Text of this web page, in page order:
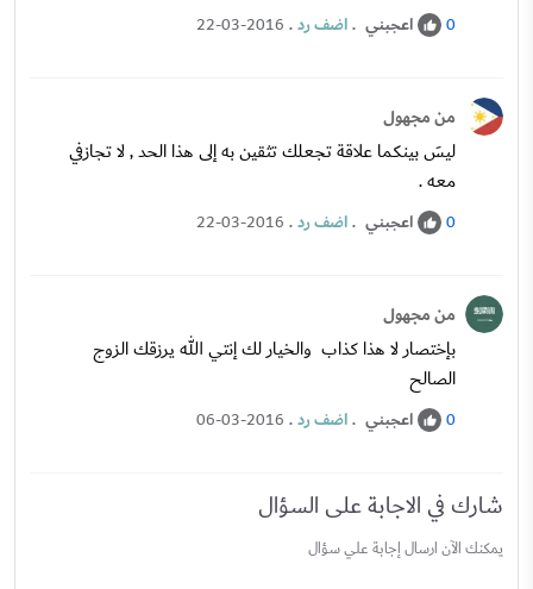
0 اعجبني .اضف رد.
22-03-2016
من مجهول
ليسَ بينكما علاقة تجعلك تثقين به إلى هذا الحد , لا تجازفي
معه .
0 اعجبني .اضف رد.
22-03-2016
من مجهول
بإختصار لا هذا كذاب والخيار لك إنتي الله يرزقك الزوج
الصالح
0 اعجبني .اضف رد.
06-03-2016
شارك في الاجابة على السؤال
يمكنك الآن ارسال إجابة علي سؤال